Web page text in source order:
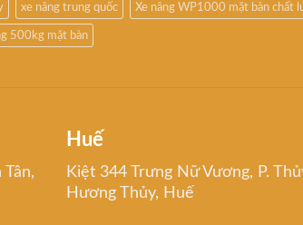
xe nâng trung quốc Xe nâng WP1000 mặt bàn chất
500kg mặt bàn
Huế
Kiệt 344 Trưng Nữ Vương, P.
Hương Thủy, Huế